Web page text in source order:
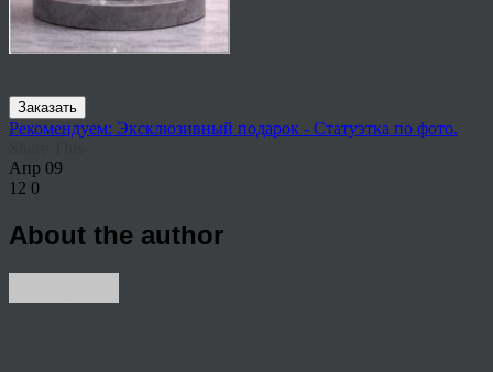
Заказать
Рекомендуем: Эксклюзивный подарок - Статуэтка по фото.
Апр 09
12 0
About the author